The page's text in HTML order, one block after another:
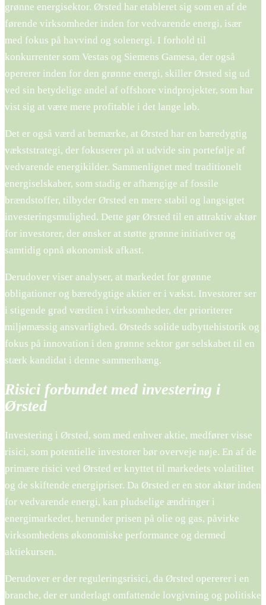
grønne energisektor. Ørsted har etableret sig som en af de
førende virksomheder inden for vedvarende energi, især
med fokus på havvind og solenergi. I forhold til
konkurrenter som Vestas og Siemens Gamesa, der også
opererer inden for den grønne energi, skiller Ørsted sig ud
ved sin betydelige andel af offshore vindprojekter, som har
vist sig at være mere profitable i det lange løb.
Det er også værd at bemærke, at Ørsted har en bæredygtig
vækststrategi, der fokuserer på at udvide sin portefølje af
vedvarende energikilder. Sammenlignet med traditionelt
energiselskaber, som stadig er afhængige af fossile
brændstoffer, tilbyder Ørsted en mere stabil og langsigtet
investeringsmulighed. Dette gør Ørsted til en attraktiv aktør
for investorer, der ønsker at støtte grønne initiativer og
samtidig opnå økonomisk afkast.
Derudover viser analyser, at markedet for grønne
obligationer og bæredygtige aktier er i vækst. Investorer ser
i stigende grad værdien i virksomheder, der prioriterer
miljømæssig ansvarlighed. Ørsteds solide udbyttehistorik og
fokus på innovation i den grønne sektor gør selskabet til en
stærk kandidat i denne sammenhæng.
Risici forbundet med investering i
Ørsted
Investering i Ørsted, som med enhver aktie, medfører visse
risici, som potentielle investorer bør overveje nøje. En af de
primære risici ved Ørsted er knyttet til markedets volatilitet
og de skiftende energipriser. Da Ørsted er en stor aktør inden
for vedvarende energi, kan pludselige ændringer i
energimarkedet, herunder prisen på olie og gas, påvirke
virksomhedens økonomiske performance og dermed
aktiekursen.
Derudover er der reguleringsrisici, da Ørsted opererer i en
branche, der er underlagt omfattende lovgivning og politiske